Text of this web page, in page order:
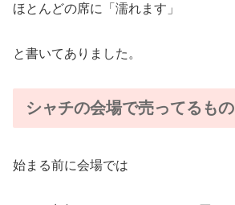
ほとんどの席に「濡れます」
と書いてありました。
シャチの会場で売ってるもの
始まる前に会場では